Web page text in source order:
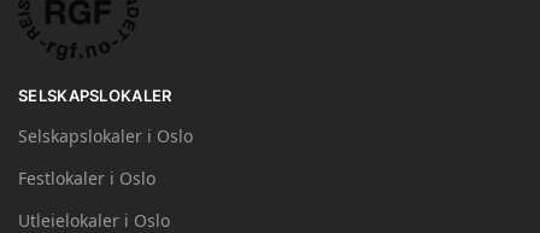
SELSKAPSLOKALER
Selskapslokaler i Oslo
Festlokaler i Oslo
Utleielokaler i Oslo